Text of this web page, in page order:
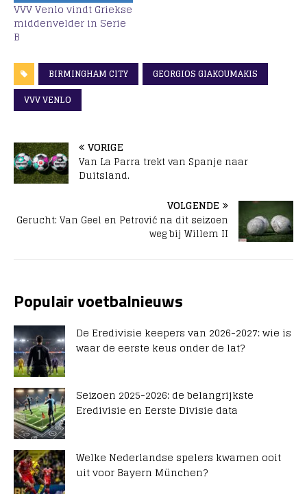
VVV Venlo vindt Griekse
middenvelder in Serie
B
BIRMINGHAM CITY
GEORGIOS GIAKOUMAKIS
VVV VENLO
VORIGE
Van La Parra trekt van Spanje naar
Duitsland.
VOLGENDE
Gerucht: Van Geel en Petrović na dit seizoen
weg bij Willem II
Populair voetbalnieuws
De Eredivisie keepers van 2026-2027: wie is
waar de eerste keus onder de lat?
Seizoen 2025-2026: de belangrijkste
Eredivisie en Eerste Divisie data
Welke Nederlandse spelers kwamen ooit
uit voor Bayern München?